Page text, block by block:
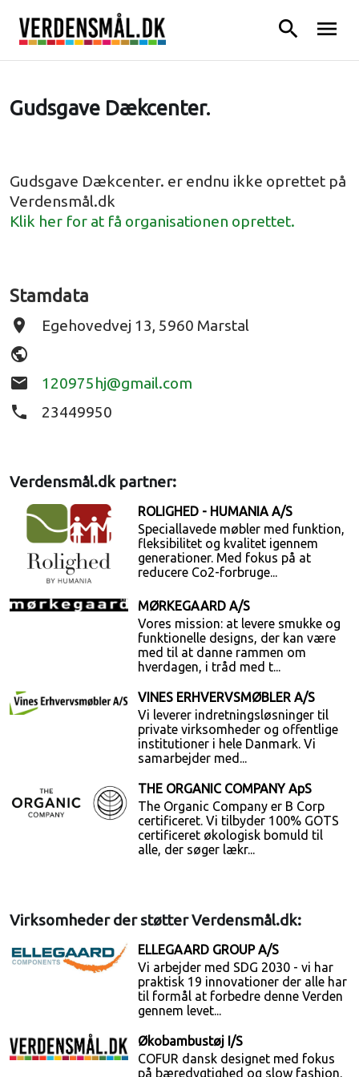
search menu
Gudsgave Dækcenter.
Gudsgave Dækcenter. er endnu ikke oprettet på
Verdensmål.dk
Klik her for at få organisationen oprettet.
Stamdata
place Egehovedvej 13, 5960 Marstal
public
email
120975hj@gmail.com
phone 23449950
Verdensmål.dk partner:
ROLIGHED - HUMANIA A/S
Speciallavede møbler med funktion,
fleksibilitet og kvalitet igennem
generationer. Med fokus på at
reducere Co2-forbruge...
MØRKEGAARD A/S
Vores mission: at levere smukke og
funktionelle designs, der kan være
med til at danne rammen om
hverdagen, i tråd med t...
VINES ERHVERVSMØBLER A/S
Vi leverer indretningsløsninger til
private virksomheder og offentlige
institutioner i hele Danmark. Vi
samarbejder med...
THE ORGANIC COMPANY ApS
The Organic Company er B Corp
certificeret. Vi tilbyder 100% GOTS
certificeret økologisk bomuld til
alle, der søger lækr...
Virksomheder der støtter Verdensmål.dk:
ELLEGAARD GROUP A/S
Vi arbejder med SDG 2030 - vi har
praktisk 19 innovationer der alle har
til formål at forbedre denne Verden
gennem levet...
Økobambustøj I/S
COFUR dansk designet med fokus
på bæredygtighed og slow fashion.